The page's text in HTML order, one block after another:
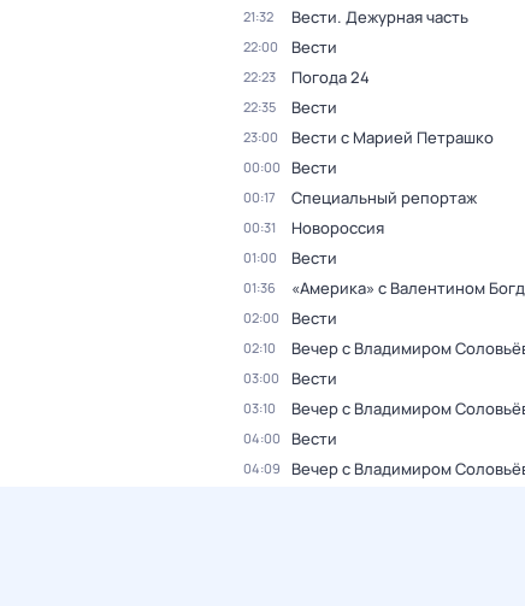
21:32 Вести. Дежурная часть
22:00 Вести
22:23 Погода 24
22:35 Вести
23:00 Вести с Марией Петрашко
00:00 Вести
00:17 Специальный репортаж
00:31 Новороссия
01:00 Вести
01:36 «Америка» с Валентином
02:00 Вести
02:10 Вечер с Владимиром
03:00 Вести
03:10 Вечер с Владимиром
04:00 Вести
04:09 Вечер с Владимиром